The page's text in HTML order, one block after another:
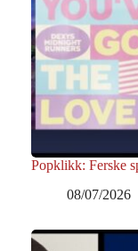
Popklikk: Ferske
08/07/2026